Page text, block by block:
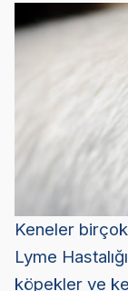
Keneler birçok
Lyme
köpekler ve